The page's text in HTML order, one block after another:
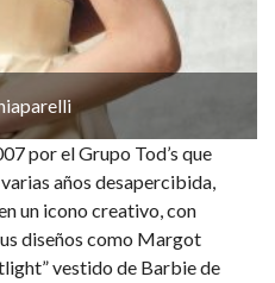
por el Grupo Tod’s que
años desapercibida,
un icono creativo, con
diseños como Margot
vestido de Barbie de